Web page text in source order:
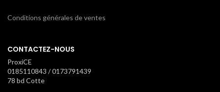
Conditions générales de ventes
CONTACTEZ-NOUS
ProxiCE
0185110843 / 0173791439
78 bd Cotte